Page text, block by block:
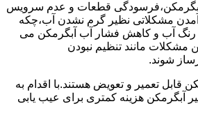
آبگرمکن،فرسودگی قطعات و عدم سرویس
مشکلاتی نظیر گرم نشدن آب،چکه
رنگ آب و کاهش فشار آب آبگرمکن می
مشکلات مانند تنظیم نبودن
شوند.
قابل تعمیر و تعویض هستند.با اقدام به
آبگرمکن هزینه کمتری برای عیب یابی